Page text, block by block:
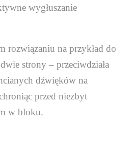
wygłuszanie
rozwiązaniu na przykład do
strony – przeciwdziała
dźwięków na
przed niezbyt
w bloku.